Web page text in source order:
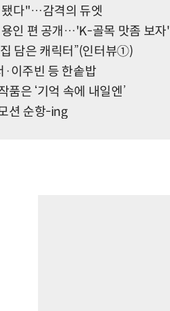
됐다"…감격의 듀엣
용인 편 공개…'K-골목 맛좀 보자'
담은 캐릭터”(인터뷰①)
이주빈 등 한솥밥
은 ‘기억 속에 내일엔’
션 순항-ing